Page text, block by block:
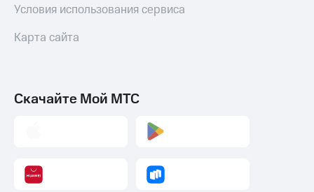
Условия использования сервиса
Карта сайта
Скачайте Мой МТС